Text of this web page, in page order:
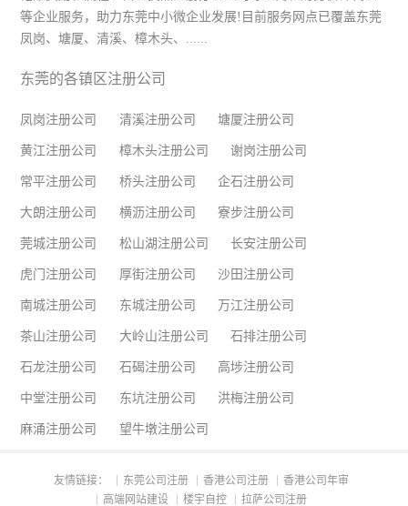
等企业服务，助力东莞中小微企业发展!目前服务网点已覆盖东莞
凤岗、塘厦、清溪、樟木头、......
东莞的各镇区注册公司
凤岗注册公司 清溪注册公司 塘厦注册公司
黄江注册公司 樟木头注册公司 谢岗注册公司
常平注册公司 桥头注册公司 企石注册公司
大朗注册公司 横沥注册公司 寮步注册公司
莞城注册公司 松山湖注册公司 长安注册公司
虎门注册公司 厚街注册公司 沙田注册公司
南城注册公司 东城注册公司 万江注册公司
茶山注册公司 大岭山注册公司 石排注册公司
石龙注册公司 石碣注册公司 高埗注册公司
中堂注册公司 东坑注册公司 洪梅注册公司
麻涌注册公司 望牛墩注册公司
友情链接： 东莞公司注册 香港公司注册
香港公司年审
高端网站建设
楼宇自控 拉萨公司注册